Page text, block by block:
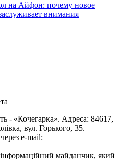
на Айфон: почему новое
внимания
- «Кочегарка». Адреса: 84617,
вул. Горького, 35.
e-mail:
майданчик, який